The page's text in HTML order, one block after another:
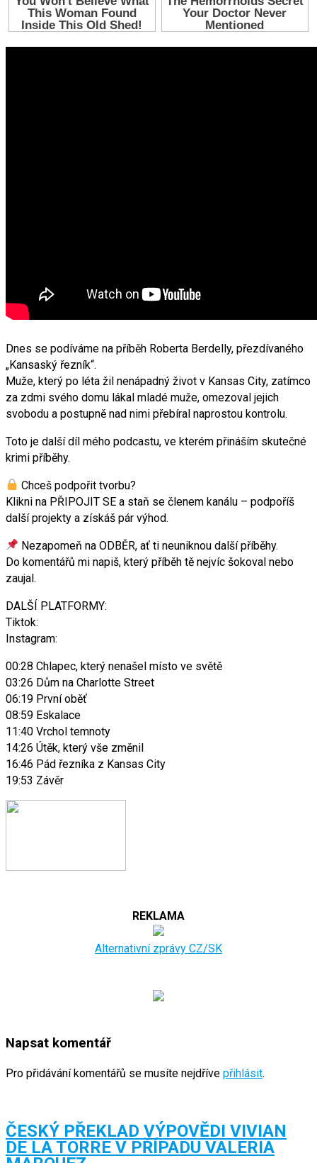
Dnes se podíváme na příběh Roberta Berdelly, přezdívaného
„Kansaský řezník“.
Muže, který po léta žil nenápadný život v Kansas City, zatímco
za zdmi svého domu lákal mladé muže, omezoval jejich
svobodu a postupně nad nimi přebíral naprostou kontrolu.
Toto je další díl mého podcastu, ve kterém přináším skutečné
krimi příběhy.
Chceš podpořit tvorbu?
Klikni na PŘIPOJIT SE a staň se členem kanálu – podpoříš
další projekty a získáš pár výhod.
Nezapomeň na ODBĚR, ať ti neuniknou další příběhy.
Do komentářů mi napiš, který příběh tě nejvíc šokoval nebo
zaujal.
DALŠÍ PLATFORMY:
Tiktok:
Instagram:
00:28 Chlapec, který nenašel místo ve světě
03:26 Dům na Charlotte Street
06:19 První oběť
08:59 Eskalace
11:40 Vrchol temnoty
14:26 Útěk, který vše změnil
16:46 Pád řezníka z Kansas City
19:53 Závěr
REKLAMA
Alternativní zprávy CZ/SK
Napsat komentář
Pro přidávání komentářů se musíte nejdříve přihlásit.
ČESKÝ PŘEKLAD VÝPOVĚDI VIVIAN
DE LA TORRE V PŘÍPADU VALERIA